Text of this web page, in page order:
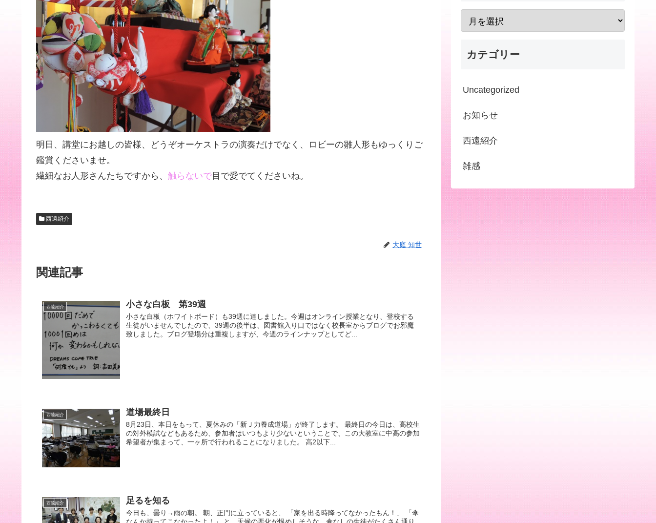
明日、講堂にお越しの皆様、どうぞオーケストラの演奏だけでなく、ロビーの雛人形もゆっくりご
鑑賞くださいませ。
繊細なお人形さんたちですから、 触らないで目で愛でてくださいね。
西遠紹介
大庭 知世
関連記事
西遠紹介 小さな白板 第39週
小さな白板（ホワイトボード）も39週に達しました。今週はオンライン授業となり、登校する
生徒がいませんでしたので、39週の後半は、図書館入り口ではなく校長室からブログでお邪魔
致しました。ブログ登場分は重複しますが、今週のラインナップとしてど...
西遠紹介 道場最終日
8月23日、本日をもって、夏休みの「新Ｊ力養成道場」が終了します。 最終日の今日は、高校生
の対外模試などもあるため、参加者はいつもより少ないということで、この大教室に中高の参加
希望者が集まって、一ヶ所で行われることになりました。 高2以下...
西遠紹介 足るを知る
今日も、曇り→雨の朝。 朝、正門に立っていると、 「家を出る時降ってなかったもん！」 「傘
なんか持ってこなかったよ！」 と、天候の悪化が恨めしそうな、傘なしの生徒がたくさん通り
カテゴリー
Uncategorized
お知らせ
西遠紹介
雑感